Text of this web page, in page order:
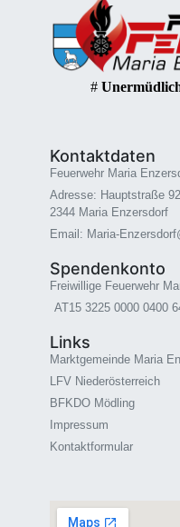
#
Kontaktdaten
Feuerwehr Maria
Adresse: Hauptstraße
2344 Maria Enzersdorf
Email: Maria-
Spendenkonto
Freiwillige Feuerwehr
AT15 3225 0000 0400
Links
Marktgemeinde Maria
LFV Niederösterreich
BFKDO Mödling
Impressum
Kontaktformular